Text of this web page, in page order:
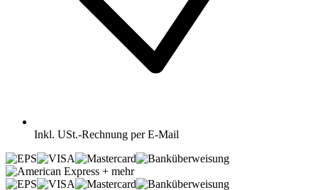
Inkl. USt.-Rechnung per E-Mail
+ mehr